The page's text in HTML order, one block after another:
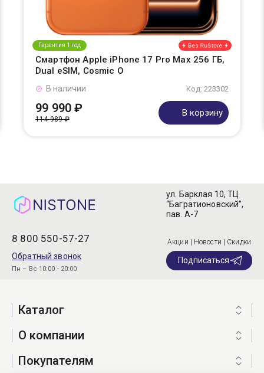
Гарантия 1 год
Смартфон Apple iPhone 17 Pro Max 256 ГБ,
Dual eSIM, Cosmic O
Код: 223302
В наличии
99 990 ₽
114 989 ₽
В корзину
8 800 550-57-27
Обратный звонок
Пн – Вс 10:00 - 20:00
ул. Барклая 10, ТЦ
“Багратионовский”,
пав. А-7
Акции | Новости | Скидки
Подписаться
Каталог
О компании
Покупателям